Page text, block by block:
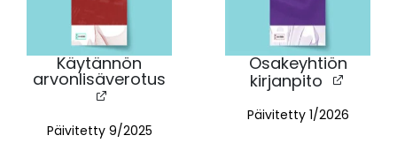
Käytännön
arvonlisäverotus
Päivitetty 9/2025
Osakeyhtiön
kirjanpito
Päivitetty1/2026